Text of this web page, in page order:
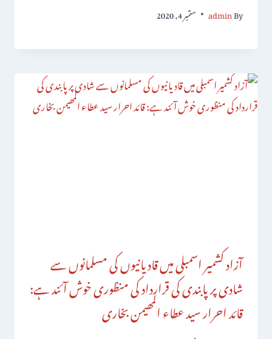
By
admin ستمبر 4, 2020
آزاد کشمیر اسمبلی میں قادیانیوں کی مسلمانوں سے
شادی پر پابندی کی قرارداد کی منظوری خوش آئند ہے:
قائد احرار سید عطاء المھیمن بخاری